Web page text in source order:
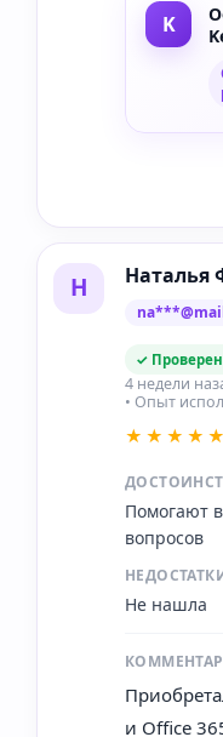
Н Наталья
✓
4 недели
• Опыт
★★★★★
Помогают
вопросов
Не нашла
и Office